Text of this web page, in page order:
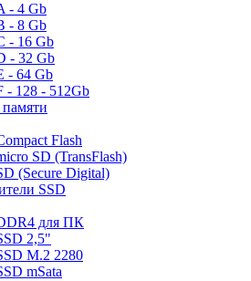
- 4 Gb
- 8 Gb
- 16 Gb
- 32 Gb
- 64 Gb
- 128 - 512Gb
Flash
SD (TransFlash)
(Secure Digital)
SSD
для ПК
2,5"
M.2 2280
mSata